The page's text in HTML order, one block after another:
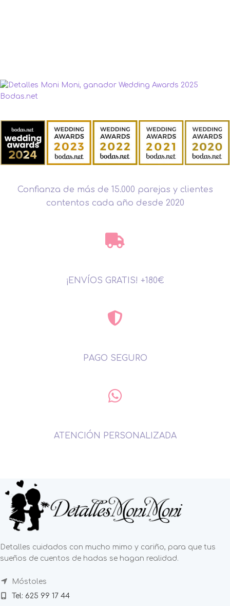
Confianza de más de 15.000 parejas y clientes
contentos cada año desde 2020
¡ENVÍOS GRATIS! +180€
PAGO SEGURO
ATENCIÓN PERSONALIZADA
Detalles cuidados con mucho mimo y cariño, para que tus
sueños de cuentos de hadas se hagan realidad.
Móstoles
Tel: 625 99 17 44